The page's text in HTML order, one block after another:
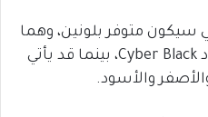
سيكون متوفر بلونين، وهما
الفضي Cyber Silver والأسود Cyber Black، بينما قد يأتي